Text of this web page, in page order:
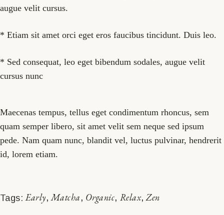
augue velit cursus.
* Etiam sit amet orci eget eros faucibus tincidunt. Duis leo.
* Sed consequat, leo eget bibendum sodales, augue velit
cursus nunc
Maecenas tempus, tellus eget condimentum rhoncus, sem
quam semper libero, sit amet velit sem neque sed ipsum
pede. Nam quam nunc, blandit vel, luctus pulvinar, hendrerit
id, lorem etiam.
Tags: Early Matcha Organic Relax Zen